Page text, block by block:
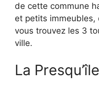
de cette commune
et petits immeubles,
vous trouvez les 3
ville.
La Presqu’île